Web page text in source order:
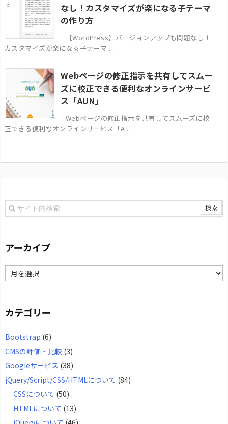
なし！カスタマイズが楽になる子テーマ
の作り方
【WordPress】バージョンアップも問題なし！
カスタマイズが楽になる子テーマ ...
Webページの修正指示を共有してスムー
ズに校正できる便利なオンラインサービ
ス「AUN」
Webページの修正指示を共有してスムーズに校
正できる便利なオンラインサービス「A ...
アーカイブ
ア
カ
カテゴリー
Bootstrap (6)
CMSの評価・比較 (3)
Googleサービス (38)
jQuery/Script/CSS/HTMLについて (84)
CSSについて (50)
HTMLについて (13)